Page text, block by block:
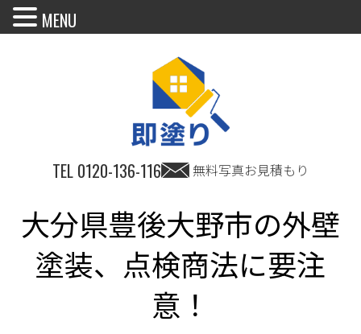
TEL 0120-136-116 無料写真お見積もり
大分県豊後大野市の外壁
塗装、点検商法に要注
意！
MENU